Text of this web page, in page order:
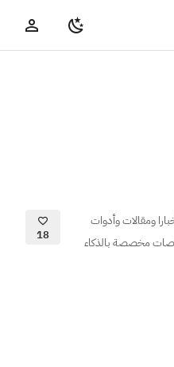
ومقالات وأدوات
مخصصة بالذكاء
18